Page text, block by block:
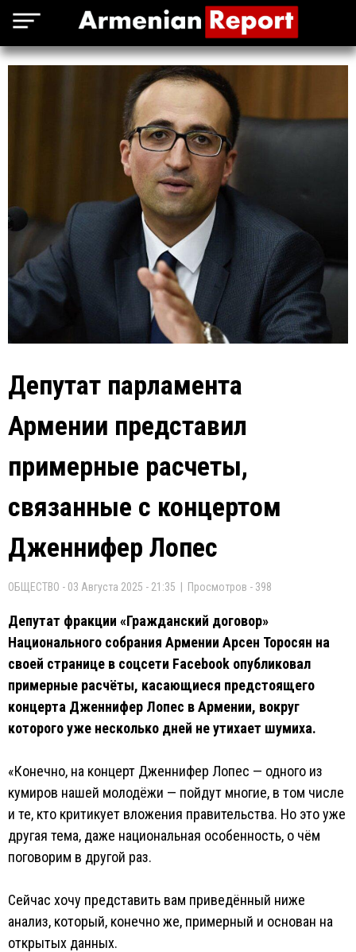
Депутат парламента
Армении представил
примерные расчеты,
связанные с концертом
Дженнифер Лопес
ОБЩЕСТВО - 03 Августа 2025 - 21:35 | Просмотров - 398
Депутат фракции «Гражданский договор»
Национального собрания Армении Арсен Торосян на
своей странице в соцсети Facebook опубликовал
примерные расчёты, касающиеся предстоящего
концерта Дженнифер Лопес в Армении, вокруг
которого уже несколько дней не утихает шумиха.
«Конечно, на концерт Дженнифер Лопес — одного из
кумиров нашей молодёжи — пойдут многие, в том числе
и те, кто критикует вложения правительства. Но это уже
другая тема, даже национальная особенность, о чём
поговорим в другой раз.
Сейчас хочу представить вам приведённый ниже
анализ, который, конечно же, примерный и основан на
открытых данных.